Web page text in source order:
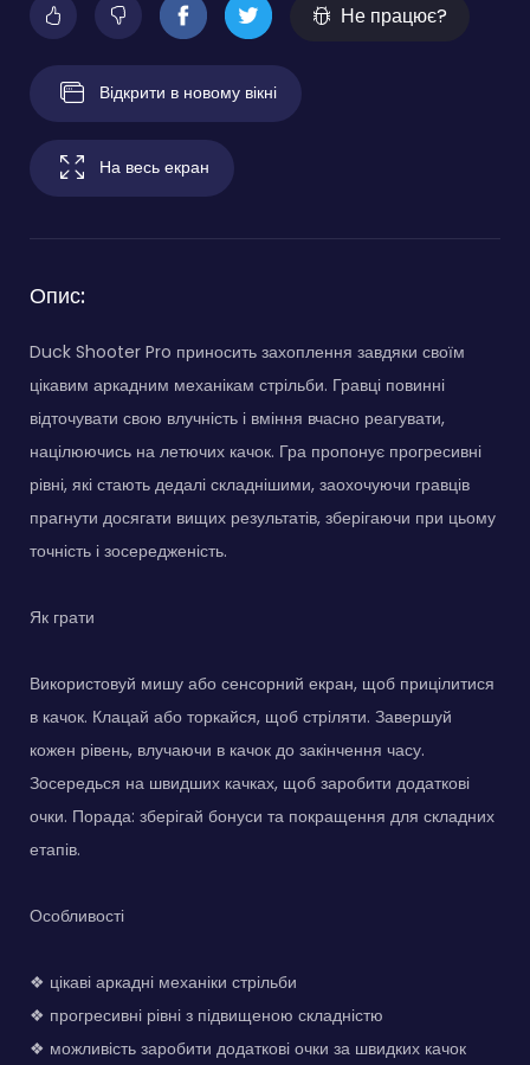
Не працює?
Відкрити в новому вікні
На весь екран
Опис:
Duck Shooter Pro приносить захоплення завдяки своїм
цікавим аркадним механікам стрільби. Гравці повинні
відточувати свою влучність і вміння вчасно реагувати,
націлюючись на летючих качок. Гра пропонує прогресивні
рівні, які стають дедалі складнішими, заохочуючи гравців
прагнути досягати вищих результатів, зберігаючи при цьому
точність і зосередженість.
Як грати
Використовуй мишу або сенсорний екран, щоб прицілитися
в качок. Клацай або торкайся, щоб стріляти. Завершуй
кожен рівень, влучаючи в качок до закінчення часу.
Зосередься на швидших качках, щоб заробити додаткові
очки. Порада: зберігай бонуси та покращення для складних
етапів.
Особливості
❖ цікаві аркадні механіки стрільби
❖ прогресивні рівні з підвищеною складністю
❖ можливість заробити додаткові очки за швидких качок